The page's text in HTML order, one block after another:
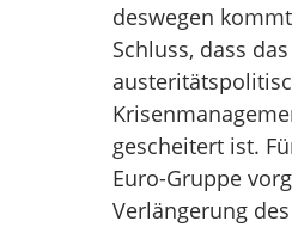
deswegen
Schluss, dass
gescheitert ist.
Euro-Gruppe
Verlängerung